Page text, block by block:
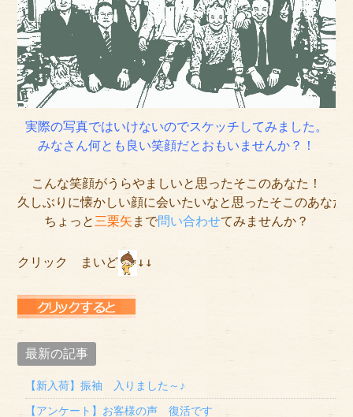
実際の写真ではいけないのでスケッチしてみました。
みなさん何とも良い笑顔だとおもいませんか？！
こんな笑顔がうらやましいと思ったそこのあなた！
久しぶりに懐かしい顔に会いたいなと思ったそこのあなた
ちょっと 三栗矢 まで問い合わせてみませんか？
クリック　まいど ↓↓
最新の記事
【新入荷】振袖 入りました～♪
【アンケート】お客様の声 復活です